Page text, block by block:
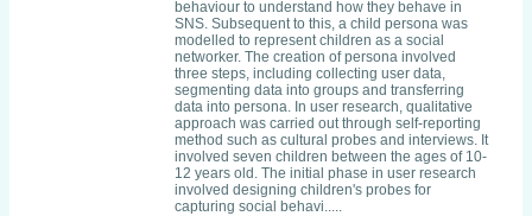
behaviour to understand how they behave in
SNS. Subsequent to this, a child persona was
modelled to represent children as a social
networker. The creation of persona involved
three steps, including collecting user data,
segmenting data into groups and transferring
data into persona. In user research, qualitative
approach was carried out through self-reporting
method such as cultural probes and interviews. It
involved seven children between the ages of 10-
12 years old. The initial phase in user research
involved designing children's probes for
capturing social behavi.....